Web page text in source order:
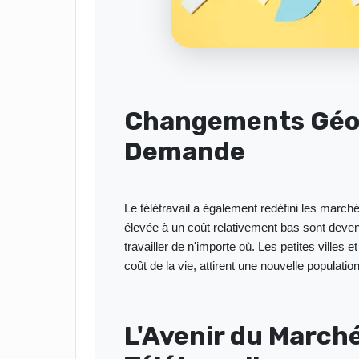
Changements
Demande
Le télétravail a également redéfini les
élevée à un coût relativement bas sont
travailler de n'importe où. Les petites villes
coût de la vie, attirent une nouvelle
L'Avenir du